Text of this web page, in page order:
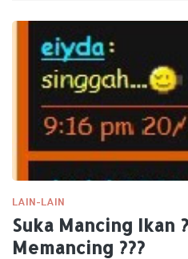
LAIN-LAIN
Suka Mancing Ikan
Memancing ???